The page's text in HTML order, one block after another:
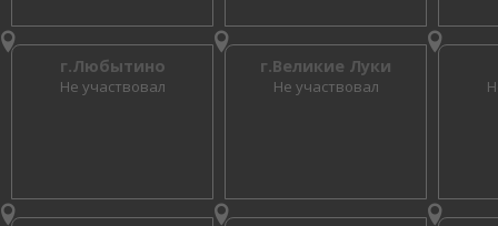
г.Любытино
Не участвовал
г.Великие Луки
Не участвовал